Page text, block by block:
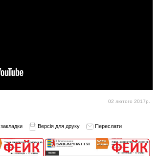
02 лютого 2017р.
Версія для друку Переслати